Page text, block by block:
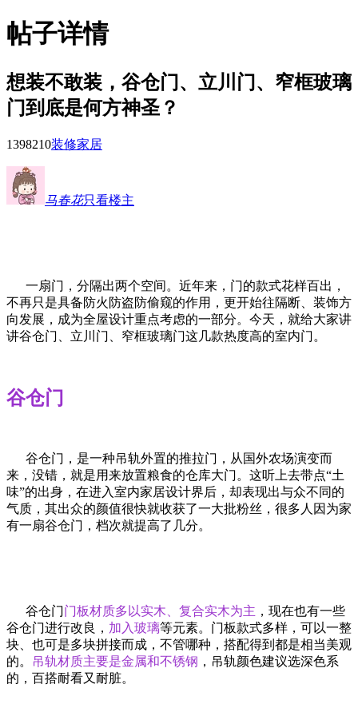
帖子详情
想装不敢装，谷仓门、立川门、窄框玻璃
门到底是何方神圣？
1398210装修家居
马春花只看楼主
一扇门，分隔出两个空间。近年来，门的款式花样百出，
不再只是具备防火防盗防偷窥的作用，更开始往隔断、装饰方
向发展，成为全屋设计重点考虑的一部分。今天，就给大家讲
讲谷仓门、 立川门、窄框玻璃门这几款热度高的室内门。
谷仓门
谷仓门，是一种吊轨外置的推拉门，从国外农场演变而
来，没错，就是用来放置粮食的仓库大门。这听上去带点“土
味”的出身，在进入室内家居设计界后，却表现出与众不同的
气质，其出众的颜值很快就收获了一大批粉丝，很多人因为家
有一扇谷仓门，档次就提高了几分。
谷仓门门板材质多以实木、复合实木为主 ，现在也有一些
谷仓门进行改良， 加入玻璃等元素。门板款式多样，可以一整
块、也可是多块拼接而成，不管哪种，搭配得到都是相当美观
的。
吊轨材质主要是金属和不锈钢 ，吊轨颜色建议选深色系
的，百搭耐看又耐脏。